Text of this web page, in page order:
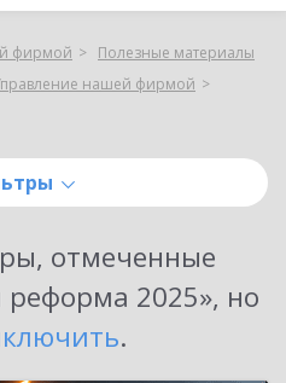
фирмой
Полезные материалы
нашей фирмой
отмеченные
реформа 2025», но
.